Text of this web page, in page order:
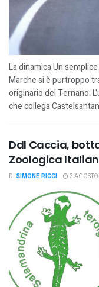
La dinamica Un
Marche si è purtroppo
originario del Ternano.
che collega
Ddl Caccia,
Zoologica
DI SIMONE RICCI 3